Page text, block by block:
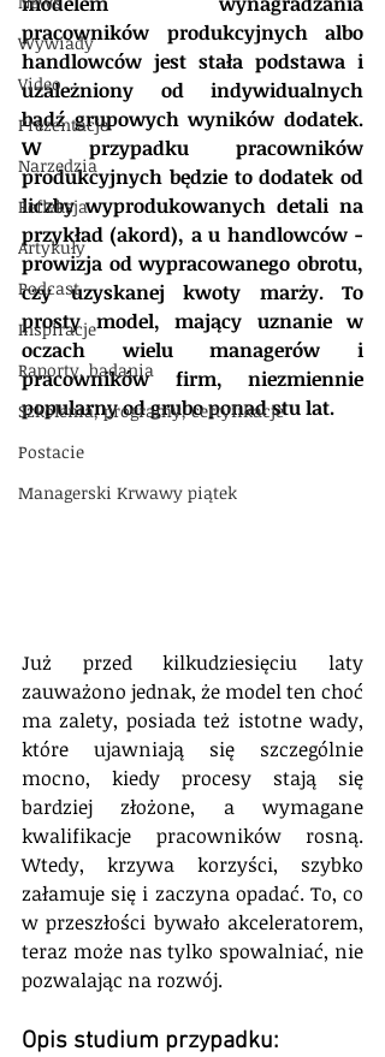
Wywiady
Video
Prezentacje
Narzędzia
Refleksja
Artykuły
Podcast
Inspiracje
Raporty, badania
Szkolenia, programy, certyfikacje
Postacie
Managerski Krwawy piątek
pracowników produkcyjnych albo
handlowców jest stała podstawa i
uzależniony od indywidualnych
bądź grupowych wyników dodatek.
W przypadku pracowników
produkcyjnych będzie to dodatek od
liczby wyprodukowanych detali na
przykład (akord), a u handlowców -
prowizja od wypracowanego obrotu,
czy uzyskanej kwoty marży. To
prosty model, mający uznanie w
oczach wielu managerów i
pracowników firm, niezmiennie
popularny od grubo ponad stu lat.
Już przed kilkudziesięciu laty
zauważono jednak, że model ten choć
ma zalety, posiada też istotne wady,
które ujawniają się szczególnie
mocno, kiedy procesy stają się
bardziej złożone, a wymagane
kwalifikacje pracowników rosną.
Wtedy, krzywa korzyści, szybko
załamuje się i zaczyna opadać. To, co
w przeszłości bywało akceleratorem,
teraz może nas tylko spowalniać, nie
pozwalając na rozwój.
Opis studium przypadku: